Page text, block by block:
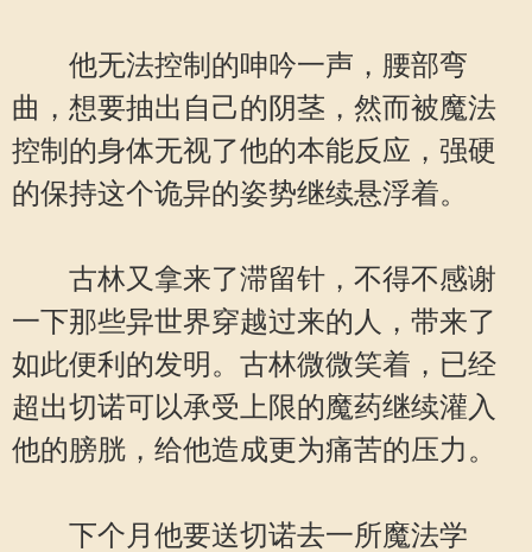
他无法控制的呻吟一声，腰部弯
曲，想要抽出自己的阴茎，然而被魔法
控制的身体无视了他的本能反应，强硬
的保持这个诡异的姿势继续悬浮着。
古林又拿来了滞留针，不得不感谢
一下那些异世界穿越过来的人，带来了
如此便利的发明。古林微微笑着，已经
超出切诺可以承受上限的魔药继续灌入
他的膀胱，给他造成更为痛苦的压力。
下个月他要送切诺去一所魔法学